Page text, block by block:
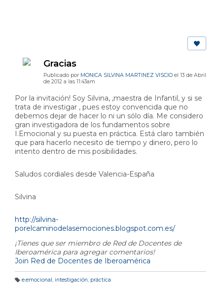
Gracias
Publicado por MONICA SILVINA MARTINEZ VISCIO el 13 de Abril
de 2012 a las 11:43am
Por la invitación! Soy Silvina, ,maestra de Infantil, y si se
trata de investigar , pues estoy convencida que no
debemos dejar de hacer lo ni un sólo día. Me considero
gran investigadora de los fundamentos sobre
I.Emocional y su puesta en práctica. Está claro también
que para hacerlo necesito de tiempo y dinero, pero lo
intento dentro de mis posibilidades.
Saludos cordiales desde Valencia-España
Silvina
http://silvina-
porelcaminodelasemociones.blogspot.com.es/
¡Tienes que ser miembro de Red de Docentes de
Iberoamérica para agregar comentarios!
Join Red de Docentes de Iberoamérica
e.emocional , intestigación, práctica